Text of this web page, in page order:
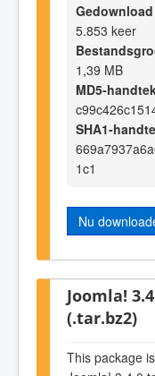
Gedownload
5.853 keer
1,39 MB
MD5-
SHA1-
1c1
Nu
Joomla!
(.tar.bz2)
This package